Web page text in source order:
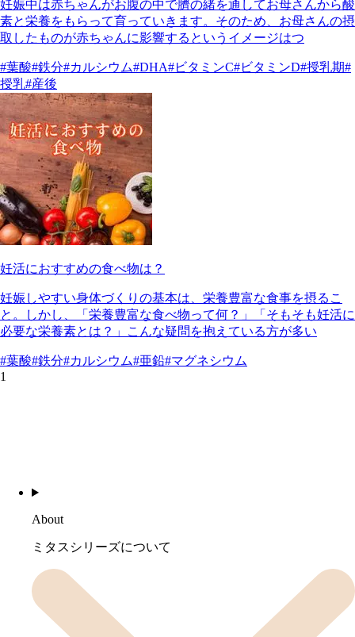
妊娠中は赤ちゃんがお腹の中で臍の緒を通してお母さんから酸
素と栄養をもらって育っていきます。そのため、お母さんの摂
取したものが赤ちゃんに影響するというイメージはつ
#葉酸#鉄分#カルシウム#DHA#ビタミンC#ビタミンD#授乳期#
授乳#産後
妊活におすすめの食べ物は？
妊娠しやすい身体づくりの基本は、栄養豊富な食事を摂るこ
と。しかし、「栄養豊富な食べ物って何？」「そもそも妊活に
必要な栄養素とは？」こんな疑問を抱えている方が多い
#葉酸#鉄分#カルシウム#亜鉛#マグネシウム
1
About
ミタスシリーズについて